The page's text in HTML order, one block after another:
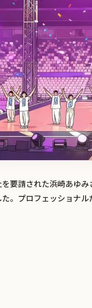
要請された浜崎あゆ
。プロフェッショナ